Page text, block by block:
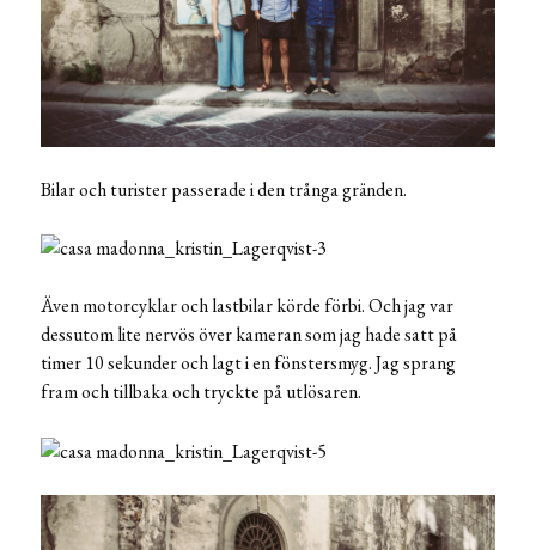
Bilar och turister passerade i den trånga gränden.
Även motorcyklar och lastbilar körde förbi. Och jag var
dessutom lite nervös över kameran som jag hade satt på
timer 10 sekunder och lagt i en fönstersmyg. Jag sprang
fram och tillbaka och tryckte på utlösaren.